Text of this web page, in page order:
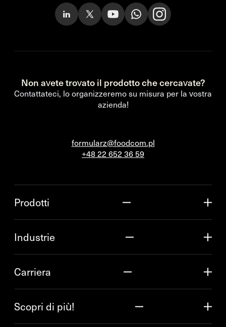
Non avete trovato il prodotto che cercavate?
Contattateci, lo organizzeremo su misura per la vostra
azienda!
formularz@foodcom.pl
+48 22 652 36 59
Prodotti
Industrie
Carriera
Scopri di più!